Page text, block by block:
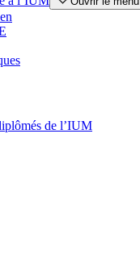
de l’IUM